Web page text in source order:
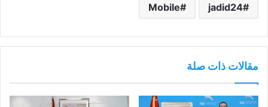
jadid24
Mobile
مقالات ذات صلة